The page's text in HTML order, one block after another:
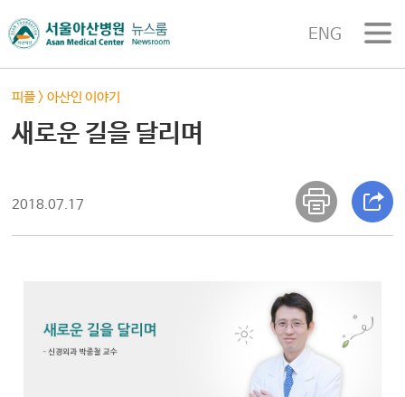
ENG
피플>아산인 이야기
새로운 길을 달리며
2018.07.17